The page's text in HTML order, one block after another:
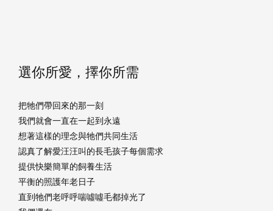
選你所愛，擇你所需
把牠們帶回來的那一刻
我們就會一直在一起到永遠
想著這樣的理念與牠們共同生活
認真了解愛汪汪叫的長毛孩子每個需求
提供快樂簡單的飼養生活
平衡的照護年老日子
直到牠們老呼呼喘噓噓毛都掉光了